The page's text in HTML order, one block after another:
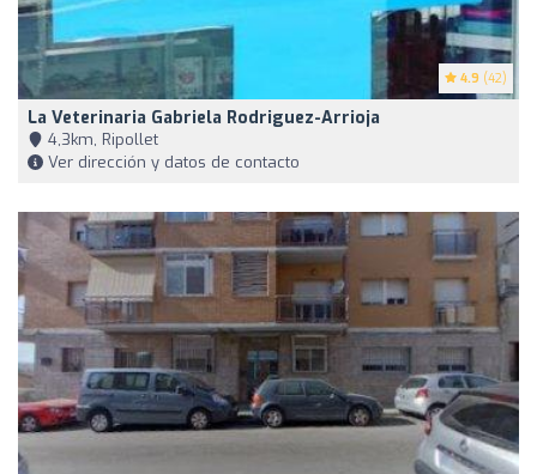
4.9 (42)
La Veterinaria Gabriela Rodriguez-Arrioja
4,3km, Ripollet
Ver dirección y datos de contacto